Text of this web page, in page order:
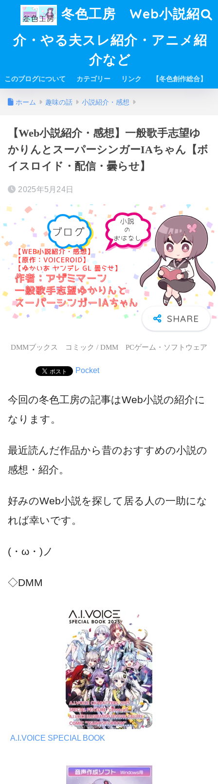
冬色工房 Web小説紹
介・やる夫スレ紹介・アニメ紹
介など
このブログについて カテゴリー リンク 【冬色創作総合】
ホーム 趣味の話 小説紹介・感想
【Web小説紹介・感想】一般歌手志望ゆ
かりんとスーパーシンガーIAちゃん【ボ
イスロイド・配信・曇らせ】
2025年5月24日
DMMブックス コミック / DMM PCゲーム・ソフトウェア
Pocket
今回の冬色工房の記事はWeb小説の紹介に
なります。
最近読んだ作品から昔のおすすめの小説の
感想・紹介。
好みのWeb小説を探して居る人の一助にな
れば幸いです。
(・ω・)ノ
◇DMM
A.I.VOICE SPECIAL BOOK